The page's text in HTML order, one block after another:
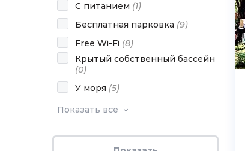
С питанием (1)
Бесплатная парковка (9)
Free Wi-Fi (8)
Крытый собственный бассейн
(0)
У моря (5)
Показать все